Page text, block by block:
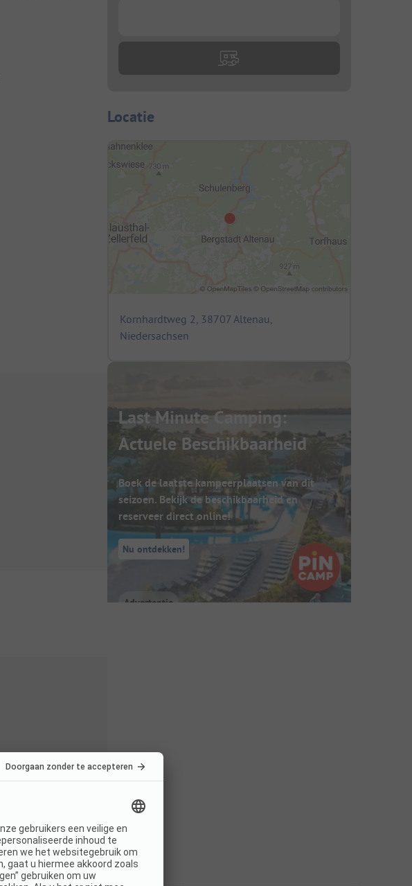
Locatie
Kornhardtweg 2, 38707 Altenau,
Niedersachsen
Last Minute Camping:
Actuele Beschikbaarheid
Boek de laatste kampeerplaatsen van dit
seizoen. Bekijk de beschikbaarheid en
reserveer direct online!
Nu ontdekken!